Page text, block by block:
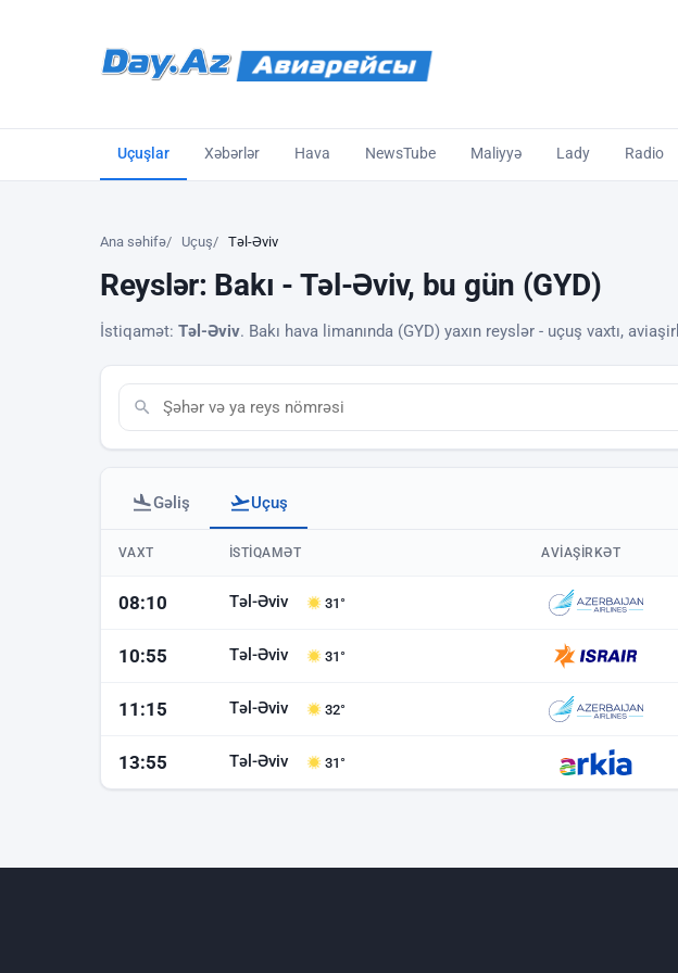
Uçuşlar Xəbərlər Hava NewsTube Maliyyə Lady Radio
Ana səhifə Uçuş Təl-Əviv
Reyslər: Bakı - Təl-Əviv, bu gün (GYD)
İstiqamət: Təl-Əviv. Bakı hava limanında (GYD) yaxın reyslər - uçuş vaxtı,
Gəliş Uçuş
Bakı hava limanı - uçuşlar
VAXT İSTIQAMƏT AVIAŞIRKƏT
08:10 Təl-Əviv 31°
10:55 Təl-Əviv 31°
11:15 Təl-Əviv 32°
13:55 Təl-Əviv 31°